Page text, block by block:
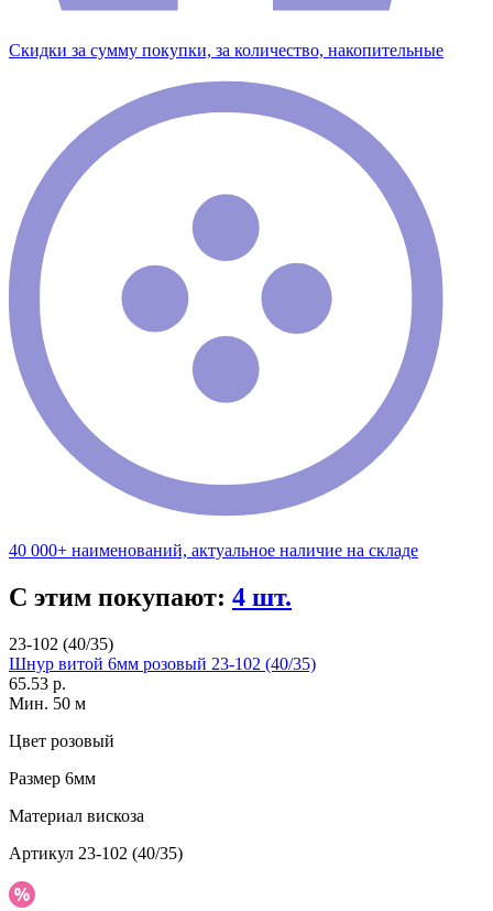
Скидки за сумму покупки, за количество, накопительные
40 000+ наименований, актуальное наличие на складе
С этим покупают: 4 шт.
23-102 (40/35)
Шнур витой 6мм розовый 23-102 (40/35)
65.53 р.
Мин. 50 м
Цвет розовый
Размер 6мм
Материал вискоза
Артикул 23-102 (40/35)